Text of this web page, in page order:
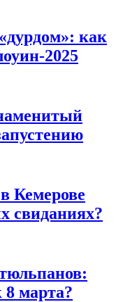
как
2025
Кемерове
свиданиях?
марта?